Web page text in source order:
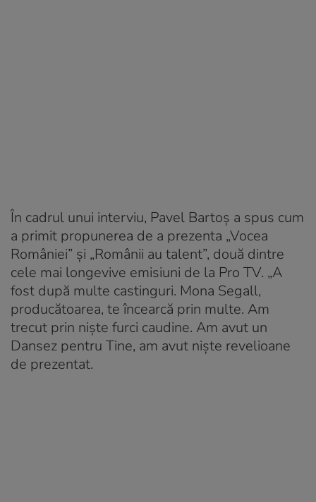
În cadrul unui interviu, Pavel Bartoș a spus cum
a primit propunerea de a prezenta „Vocea
României” și „Românii au talent”, două dintre
cele mai longevive emisiuni de la Pro TV. „A
fost după multe castinguri. Mona Segall,
producătoarea, te încearcă prin multe. Am
trecut prin niște furci caudine. Am avut un
Dansez pentru Tine, am avut niște revelioane
de prezentat.